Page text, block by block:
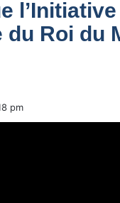
l’Initiative
du Roi du
pm